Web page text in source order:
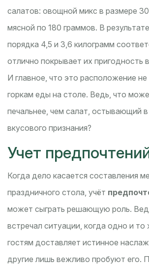
салатов: овощной микс в размере
мясной по 180 граммов. В
порядка 4,5 и 3,6 килограмм
отлично покрывает их пригодность
И главное, что это расположение не
горкам еды на столе. Ведь, что
печальнее, чем салат, остывающий
вкусового признания?
Учет
Когда дело касается составления
праздничного стола, учёт
может сыграть решающую роль.
встречал ситуации, когда одно и
гостям доставляет истинное
другие лишь вежливо пробуют его.